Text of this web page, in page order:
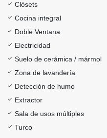
Clósets
Cocina integral
Doble Ventana
Electricidad
Suelo de cerámica / mármol
Zona de lavandería
Detección de humo
Extractor
Sala de usos múltiples
Turco